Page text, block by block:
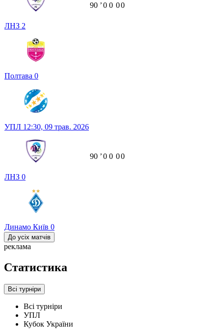
ЛНЗ 2
Полтава 0
90 ʼ0 0 00
УПЛ 12:30, 09 трав. 2026
ЛНЗ 0
Динамо Київ 0
90 ʼ0 0 00
До усіх матчів
реклама
Статистика
Всі турніри
Всі турніри
УПЛ
Кубок України